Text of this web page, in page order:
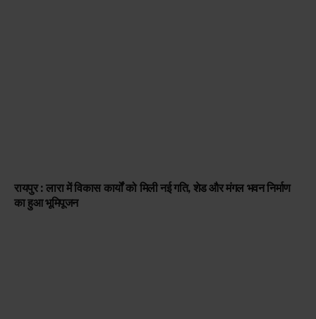
रायपुर : लारा में विकास कार्यों को मिली नई गति, शेड और मंगल भवन निर्माण
का हुआ भूमिपूजन